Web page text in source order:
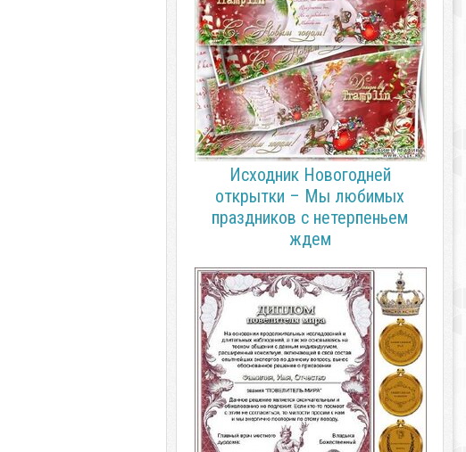
Исходник Новогодней
открытки – Мы любимых
праздников с нетерпеньем
ждем